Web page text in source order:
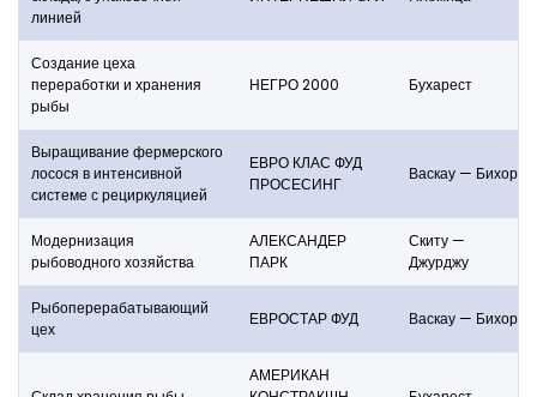
линией
Создание цеха
переработки и хранения
рыбы
НЕГРО 2000 Бухарест
Выращивание фермерского
лосося в интенсивной
системе с рециркуляцией
ЕВРО КЛАС ФУД
ПРОСЕСИНГ
Васкау — Бихор
Модернизация
рыбоводного хозяйства
АЛЕКСАНДЕР
ПАРК
Скиту —
Джурджу
Рыбоперерабатывающий
цех
ЕВРОСТАР ФУД Васкау — Бихор
АМЕРИКАН